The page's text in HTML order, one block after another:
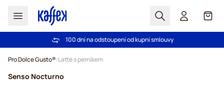
Hledat Košík
Bezplatná doprava nad 1000,00Kč
100 dní na odstoupení od kupní smlouvy
Pro Dolce Gusto® Latté s perníkem
Senso Nocturno